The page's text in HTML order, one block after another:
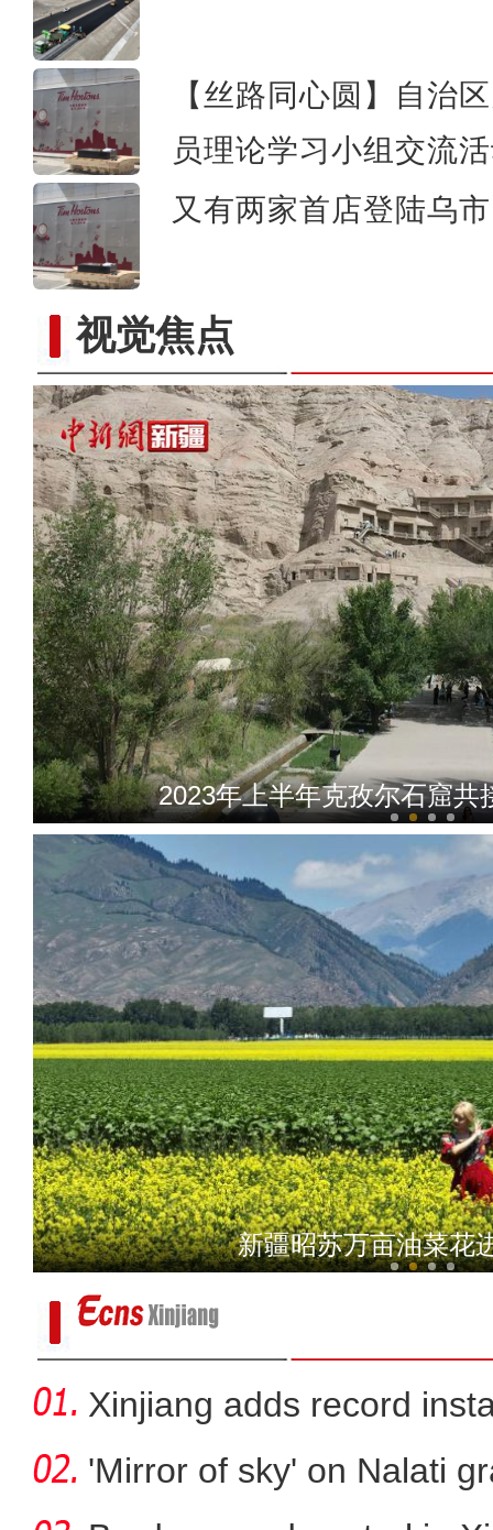
【丝路同心圆】自治
员理论学习小组交流
又有两家首店登陆乌
视觉焦点昌吉国家农高区老龙河西瓜
2023年上半年克孜尔石窟共
新疆沙雅县：发展特色种
新疆昭苏万亩油菜花
Xinjiang adds record
cap
'Mirror of sky' on Nalati